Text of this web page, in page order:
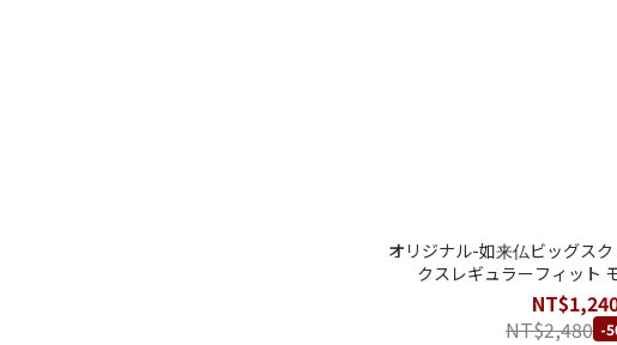
オリジナル-如来仏ビッグス
クスレギュラーフィット
NT$2,480 -